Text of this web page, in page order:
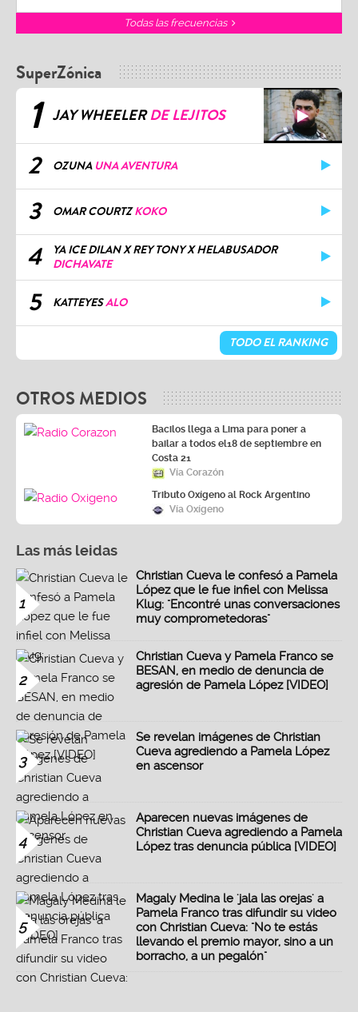
Todas las frecuencias
SuperZónica
1 JAY WHEELERDE LEJITOS
2 OZUNA UNA AVENTURA
3 OMAR COURTZKOKO
4
YA ICE DILAN X REY TONY X HELABUSADOR
DICHAVATE
5 KATTEYESALO
TODO EL RANKING
OTROS MEDIOS
Bacilos llega a Lima para poner a
bailar a todos el18 de septiembre en
Costa 21
Vía Corazón
Tributo Oxígeno al Rock Argentino
Vía Oxígeno
Las más leidas
1
Christian Cueva le confesó a Pamela
López que le fue infiel con Melissa
Klug: "Encontré unas conversaciones
muy comprometedoras"
2
Christian Cueva y Pamela Franco se
BESAN, en medio de denuncia de
agresión de Pamela López [VIDEO]
3
Se revelan imágenes de Christian
Cueva agrediendo a Pamela López
en ascensor
4
Aparecen nuevas imágenes de
Christian Cueva agrediendo a Pamela
López tras denuncia pública [VIDEO]
5
Magaly Medina le 'jala las orejas' a
Pamela Franco tras difundir su video
con Christian Cueva: "No te estás
llevando el premio mayor, sino a un
borracho, a un pegalón"